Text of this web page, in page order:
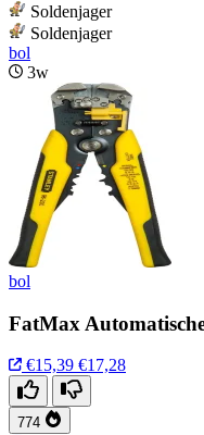
Soldenjager
Soldenjager
bol
3w
bol
FatMax
€15,39 €17,28
774